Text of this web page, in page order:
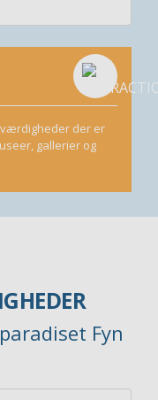
der er
gallerier og
Fyn